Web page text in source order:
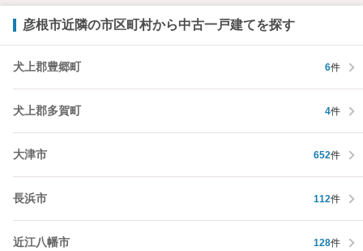
彦根市近隣の市区町村から中古一戸建てを探す
犬上郡豊郷町 6件
犬上郡多賀町 4件
大津市 652件
長浜市 112件
近江八幡市 128件